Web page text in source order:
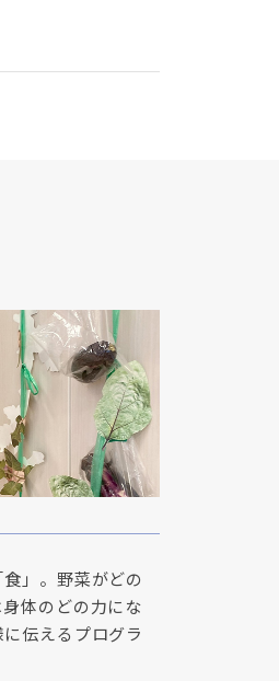
」。野菜がどの
体のどの力にな
伝えるプログラ